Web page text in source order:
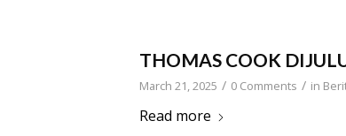
THOMAS COOK
March 21, 2025 / 0 Comments / in
Read more